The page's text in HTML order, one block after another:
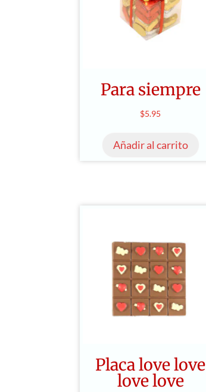
Para siempre
$5.95
Añadir al carrito
Placa love love
love love